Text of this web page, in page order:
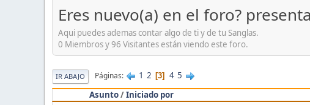
Eres nuevo(a) en el foro?
Aqui puedes ademas contar algo de ti y de tu Sanglas.
0 Miembros y 96 Visitantes están viendo este foro.
IR ABAJO Páginas 1 2 3 4 5
Asunto/Iniciado por